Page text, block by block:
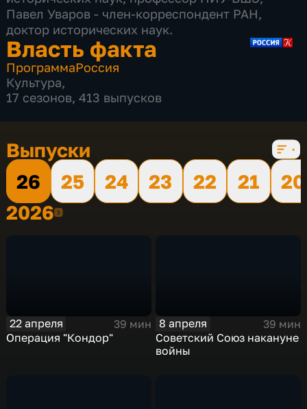
Павел Уваров - член-корреспондент РАН,
доктор исторических наук.
Власть факта
ПрограммаРоссия
Культура,
17 сезонов, 413 выпусков
Выпуски
26
25 24 23 22 21
20
20262026
22 апреля
39 мин
Операция "Кондор"
8 апреля
39 мин
Советский Союз накануне
войны